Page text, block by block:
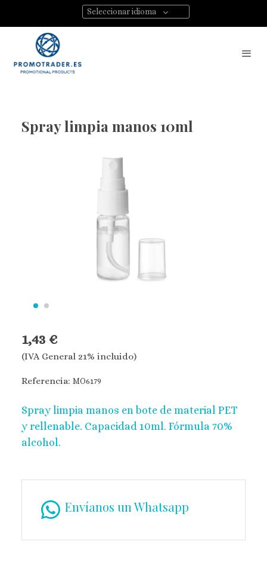
Seleccionar idioma
Spray limpia manos 10ml
1,43 €
(IVA General 21% incluido)
Referencia: MO6179
Spray limpia manos en bote de material PET
y rellenable. Capacidad 10ml. Fórmula 70%
alcohol.
Envíanos un Whatsapp